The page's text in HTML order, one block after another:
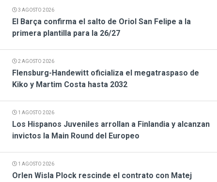
3 AGOSTO 2026
El Barça confirma el salto de Oriol San Felipe a la
primera plantilla para la 26/27
2 AGOSTO 2026
Flensburg-Handewitt oficializa el megatraspaso de
Kiko y Martim Costa hasta 2032
1 AGOSTO 2026
Los Hispanos Juveniles arrollan a Finlandia y alcanzan
invictos la Main Round del Europeo
1 AGOSTO 2026
Orlen Wisla Plock rescinde el contrato con Matej